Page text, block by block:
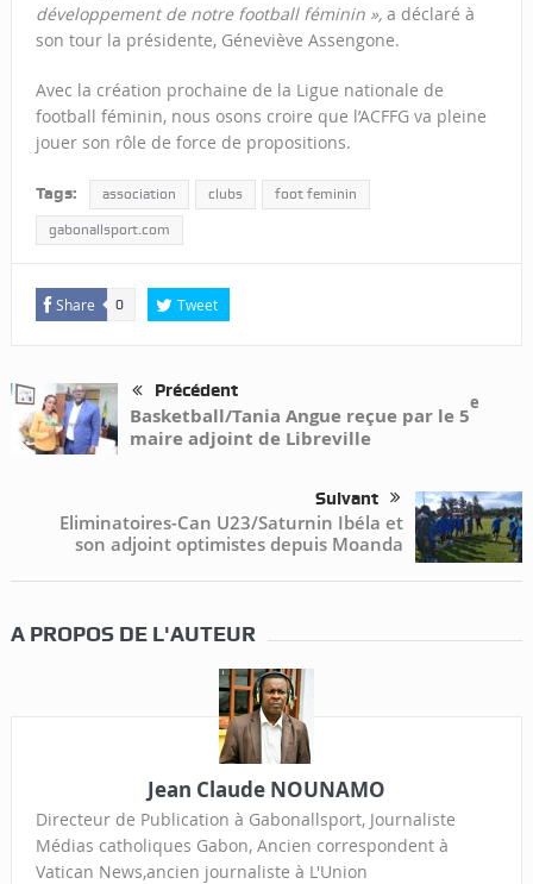
développement de notre football féminin »,a déclaré à
son tour la présidente, Géneviève Assengone.
Avec la création prochaine de la Ligue nationale de
football féminin, nous osons croire que l’ACFFG va pleine
jouer son rôle de force de propositions.
Tags: association clubs foot feminin
gabonallsport.com
Share 0 Tweet
Précédent
Basketball/Tania Angue reçue par le 5
e
maire adjoint de Libreville
Suivant
Eliminatoires-Can U23/Saturnin Ibéla et
son adjoint optimistes depuis Moanda
A PROPOS DE L'AUTEUR
Jean Claude NOUNAMO
Directeur de Publication à Gabonallsport, Journaliste
Médias catholiques Gabon, Ancien correspondent à
Vatican News,ancien journaliste à L'Union